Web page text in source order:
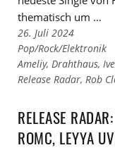
thematisch um …
26. Juli 2024
Links
zu
den
Pop/Rock/Elektronik
Links
zu
Tags
Ameliy, Drahthaus,
Release Radar, Rob
RELEASE
ROMC, LEYYA